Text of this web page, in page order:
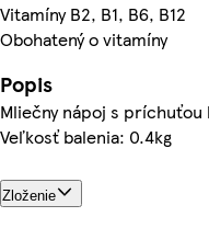
Vitamíny B2, B1, B6, B12
Obohatený o vitamíny
Popis
Mliečny nápoj s
Veľkosť balenia: 0.4kg
Zloženie